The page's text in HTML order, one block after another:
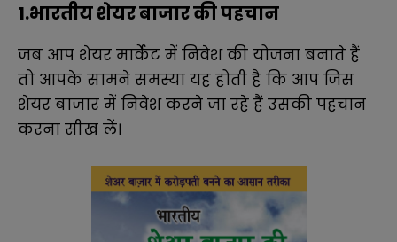
1.भारतीय शेयर बाजार की पहचान
जब आप शेयर मार्केट में निवेश की योजना बनाते हैं
तो आपके सामने समस्या यह होती है कि आप जिस
शेयर बाजार में निवेश करने जा रहे हैं उसकी पहचान
करना सीख लें।